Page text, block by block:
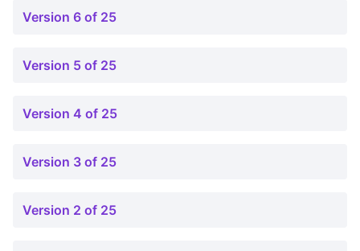
Version 6 of 25
Version 5 of 25
Version 4 of 25
Version 3 of 25
Version 2 of 25